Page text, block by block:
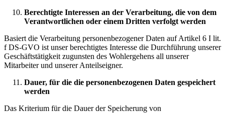
Berechtigte Interessen an der Verarbeitung, die von dem
Verantwortlichen oder einem Dritten verfolgt werden
Basiert die Verarbeitung personenbezogener Daten auf Artikel 6 I lit.
f DS-GVO ist unser berechtigtes Interesse die Durchführung unserer
Geschäftstätigkeit zugunsten des Wohlergehens all unserer
Mitarbeiter und unserer Anteilseigner.
Dauer, für die die personenbezogenen Daten gespeichert
werden
Das Kriterium für die Dauer der Speicherung von